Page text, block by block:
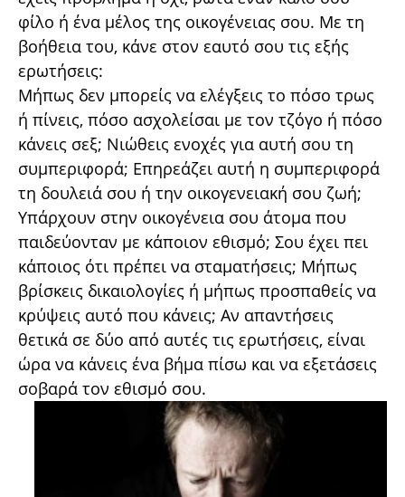
φίλο ή ένα μέλος της οικογένειας σου. Με τη
βοήθεια του, κάνε στον εαυτό σου τις εξής
ερωτήσεις:
Μήπως δεν μπορείς να ελέγξεις το πόσο τρως
ή πίνεις, πόσο ασχολείσαι με τον τζόγο ή πόσο
κάνεις σεξ; Νιώθεις ενοχές για αυτή σου τη
συμπεριφορά; Επηρεάζει αυτή η συμπεριφορά
τη δουλειά σου ή την οικογενειακή σου ζωή;
Υπάρχουν στην οικογένεια σου άτομα που
παιδεύονταν με κάποιον εθισμό; Σου έχει πει
κάποιος ότι πρέπει να σταματήσεις; Μήπως
βρίσκεις δικαιολογίες ή μήπως προσπαθείς να
κρύψεις αυτό που κάνεις; Αν απαντήσεις
θετικά σε δύο από αυτές τις ερωτήσεις, είναι
ώρα να κάνεις ένα βήμα πίσω και να εξετάσεις
σοβαρά τον εθισμό σου.